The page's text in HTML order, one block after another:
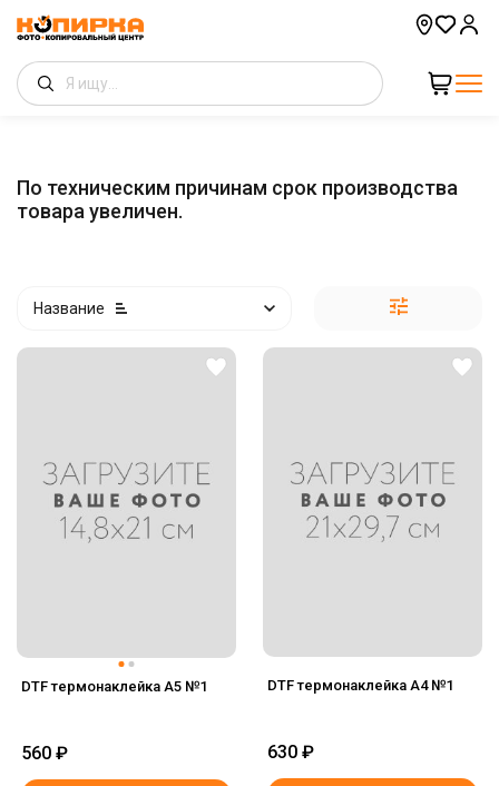
По техническим причинам срок производства
товара увеличен.
Название
DTF термонаклейка А5 №1
560 ₽
DTF термонаклейка А4 №1
630 ₽